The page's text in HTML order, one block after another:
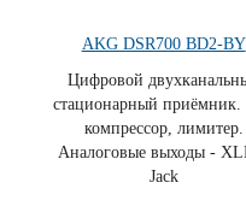
AKG DSR700 BD2-BY
Цифровой
стационарный приёмник.
компрессор, лимитер.
Аналоговые выходы -
Jack